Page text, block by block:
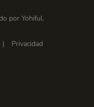
por Yohiful.
| Privacidad